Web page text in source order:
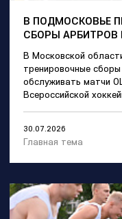
В ПОДМОСКОВЬЕ
СБОРЫ АРБИТРОВ
В Московской
тренировочные
обслуживать матчи
Всероссийской
30.07.2026
Главная тема